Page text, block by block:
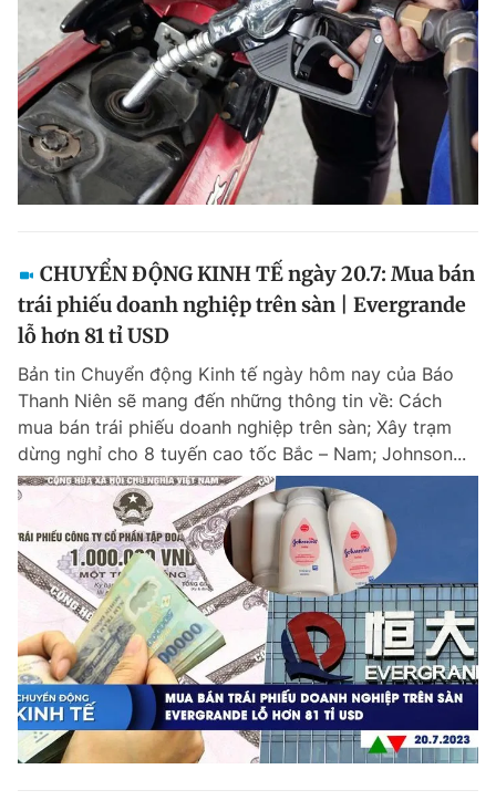
CHUYỂN ĐỘNG KINH TẾ ngày 20.7: Mua bán
trái phiếu doanh nghiệp trên sàn | Evergrande
lỗ hơn 81 tỉ USD
Bản tin Chuyển động Kinh tế ngày hôm nay của Báo
Thanh Niên sẽ mang đến những thông tin về: Cách
mua bán trái phiếu doanh nghiệp trên sàn; Xây trạm
dừng nghỉ cho 8 tuyến cao tốc Bắc – Nam; Johnson...